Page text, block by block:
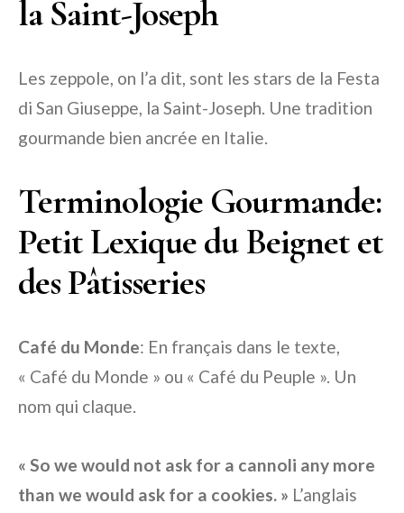
la Saint-Joseph
Les zeppole, on l’a dit, sont les stars de la Festa
di San Giuseppe, la Saint-Joseph. Une tradition
gourmande bien ancrée en Italie.
Terminologie Gourmande:
Petit Lexique du Beignet et
des Pâtisseries
Café du Monde: En français dans le texte,
« Café du Monde » ou « Café du Peuple ». Un
nom qui claque.
« So we would not ask for a cannoli any more
than we would ask for a cookies. » L’anglais